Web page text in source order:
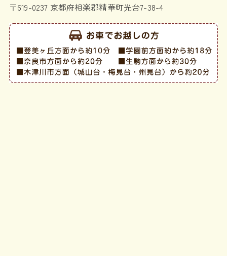
〒619-0237 京都府相楽郡精華町光台7-38-4